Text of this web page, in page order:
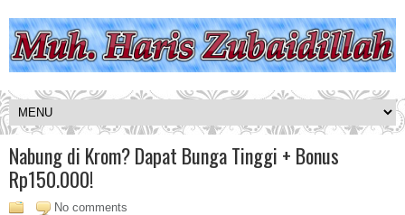
Nabung di Krom? Dapat Bunga Tinggi + Bonus
Rp150.000!
No comments